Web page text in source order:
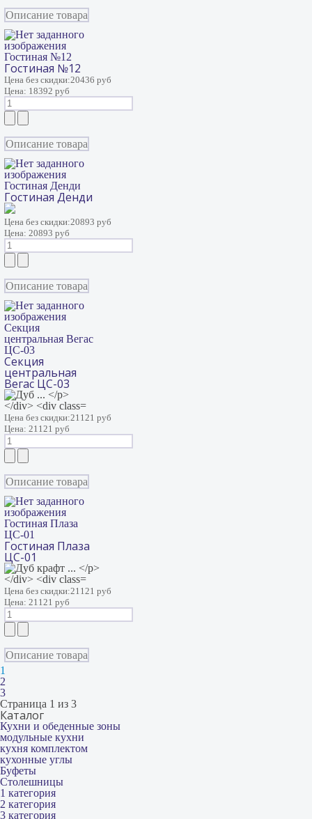
Описание товара
Гостиная №12
Гостиная №12
Цена без скидки:20436 руб
Цена: 18392 руб
Описание товара
Гостиная Денди
Гостиная Денди
Цена без скидки:20893 руб
Цена: 20893 руб
Описание товара
Секция
центральная Вегас
ЦС-03
Секция
центральная
Вегас ЦС-03
Цена без скидки:21121 руб
Цена: 21121 руб
Описание товара
Гостиная Плаза
ЦС-01
Гостиная Плаза
ЦС-01
Цена без скидки:21121 руб
Цена: 21121 руб
Описание товара
1
2
3
Страница 1 из 3
Каталог
Кухни и обеденные зоны
модульные кухни
кухня комплектом
кухонные углы
Буфеты
Столешницы
1 категория
2 категория
3 категория